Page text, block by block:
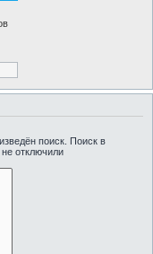
поиск. Поиск в
отключили